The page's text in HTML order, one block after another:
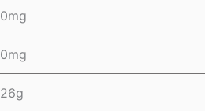
0mg
0mg
26g